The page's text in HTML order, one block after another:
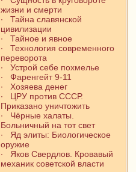
жизни и смерти
∙ Тайна славянской
цивилизации
∙ Тайное и явное
∙ Технология современного
переворота
∙ Устрой себе похмелье
∙ Фаренгейт 9-11
∙ Хозяева денег
∙ ЦРУ против СССР.
Приказано уничтожить
∙ Чёрные халаты.
Больничный на тот свет
∙ Яд элиты: Биологическое
оружие
∙ Яков Свердлов. Кровавый
механик советской власти